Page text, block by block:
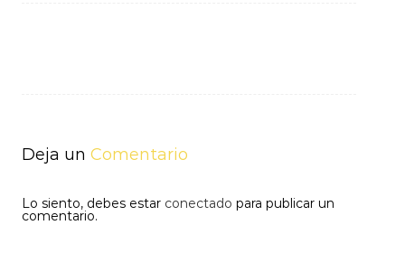
Deja un Comentario
Lo siento, debes estar conectado para publicar un
comentario.